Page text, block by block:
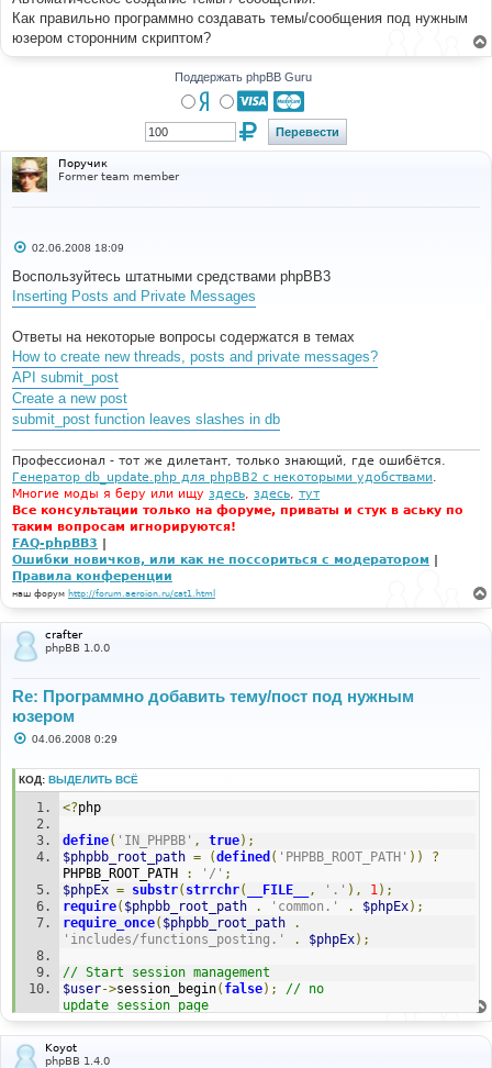
б
щ
е
н
и
Как правильно программно создавать темы/сообщения под нужным
юзером сторонним скриптом?
Поддержать phpBB Guru
Поручик
Former team member
С
о
б
щ
е
и
02.06.2008 18:09
Воспользуйтесь штатными средствами phpBB3
Inserting Posts and Private Messages
Ответы на некоторые вопросы содержатся в темах
How to create new threads, posts and private messages?
API submit_post
Create a new post
submit_post function leaves slashes in db
Профессионал - тот же дилетант, только знающий, где ошибётся.
Генератор db_update.php для phpBB2 с некоторыми удобствами.
Многие моды я беру или ищу здесь, здесь, тут
Все консультации только на форуме, приваты и стук в аську по
таким вопросам игнорируются!
FAQ-phpBB3
Ошибки новичков, или как не поссориться с модератором
Правила конференции
наш форум http://forum.aeroion.ru/cat1.html
crafter
phpBB 1.0.0
Re: Программно добавить тему/пост под нужным
юзером
С
б
щ
04.06.2008 0:29
КОД: ВЫДЕЛИТЬ ВСЁ
<?php
define( 'IN_PHPBB' , true);
$phpbb_root_path = (defined ( 'PHPBB_ROOT_PATH' ))
?
PHPBB_ROOT_PATH
: '/' ;
$phpEx = substr( strrchr( __FILE__ , '.' ), 1);
require( $phpbb_root_path . 'common.' . $phpEx);
require_once( $phpbb_root_path
.
'includes/functions_posting.'
. $phpEx);
// Start session management
$user->session_begin( false);
// no
update_session_page
// session_create($user_id = false, $set_admin =
false, $persist_login = false, $viewonline = true)
$user ->
Koyot
phpBB 1.4.0